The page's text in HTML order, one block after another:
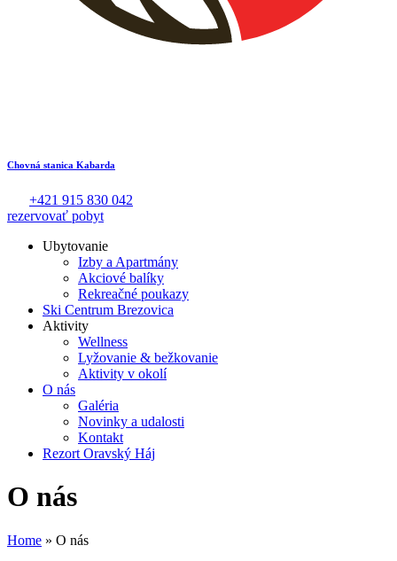
Chovná stanica Kabarda
+421 915 830 042
rezervovať pobyt
Ubytovanie
Izby a Apartmány
Akciové balíky
Rekreačné poukazy
Ski Centrum Brezovica
Aktivity
Wellness
Lyžovanie & bežkovanie
Aktivity v okolí
O nás
Galéria
Novinky a udalosti
Kontakt
Rezort Oravský Háj
O nás
Home » O nás